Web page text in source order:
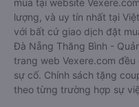
mua tại website
lượng, và uy tín nhất tại
với bất cứ giao dịch đặt
Đà Nẵng Thăng Bình -
trang web Vexere.com
sự cố. Chính sách tặng
theo từng trường hợp sự